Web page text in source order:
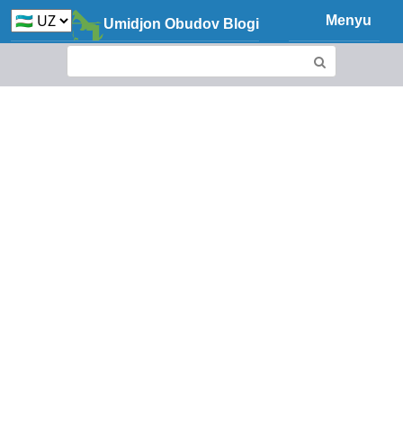
Skip
to
Umidjon Obudov Blogi Menyu